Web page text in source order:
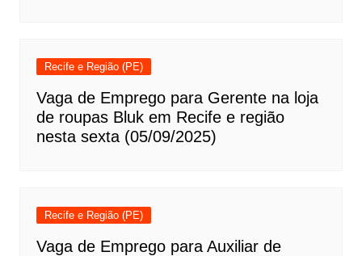
Recife e Região (PE)
Vaga de Emprego para Gerente na loja
de roupas Bluk em Recife e região
nesta sexta (05/09/2025)
Recife e Região (PE)
Vaga de Emprego para Auxiliar de